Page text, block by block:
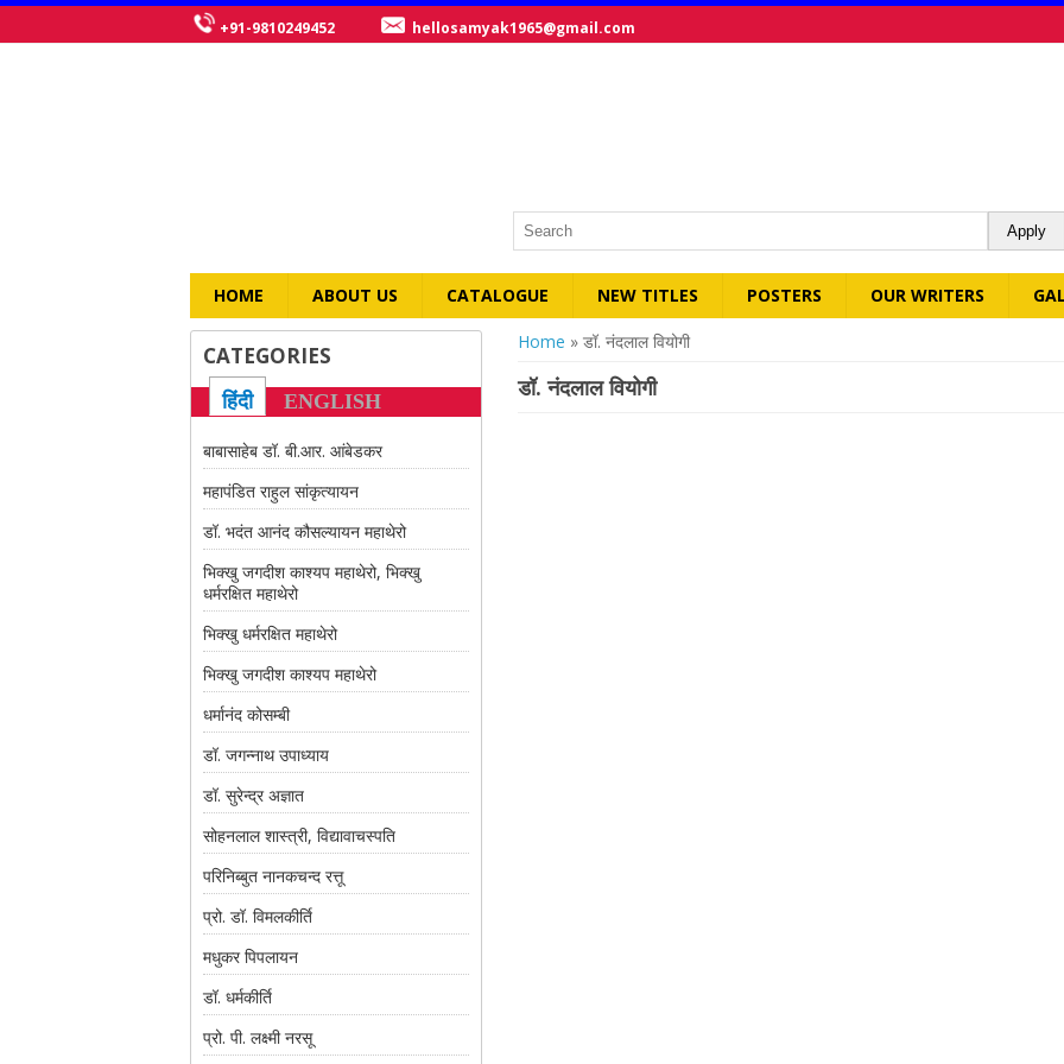
+91-9810249452 hellosamyak1965@gmail.com
HOME ABOUT US CATALOGUE NEW TITLES POSTERS OUR WRITERS
You are here
Home » डॉ. नंदलाल वियोगी
डॉ. नंदलाल वियोगी
CATEGORIES
हिंदी ENGLISH
बाबासाहेब डॉ. बी.आर. आंबेडकर
महापंडित राहुल सांकृत्यायन
डॉ. भदंत आनंद कौसल्यायन महाथेरो
भिक्खु जगदीश काश्यप महाथेरो, भिक्खु
धर्मरक्षित महाथेरो
भिक्खु धर्मरक्षित महाथेरो
भिक्खु जगदीश काश्यप महाथेरो
धर्मानंद कोसम्बी
डॉ. जगन्नाथ उपाध्याय
डॉ. सुरेन्द्र अज्ञात
सोहनलाल शास्त्री, विद्यावाचस्पति
परिनिब्बुत नानकचन्द रत्तू
प्रो. डॉ. विमलकीर्ति
मधुकर पिपलायन
डॉ. धर्मकीर्ति
प्रो. पी. लक्ष्मी नरसू